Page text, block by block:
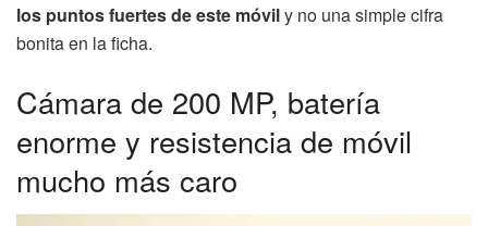
los puntos fuertes de este móvily no una simple cifra
bonita en la ficha.
Cámara de 200 MP, batería
enorme y resistencia de móvil
mucho más caro